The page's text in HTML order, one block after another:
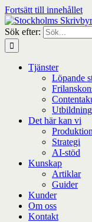
Fortsätt till innehållet
Sök efter:
Tjänster
Löpande
Utbildning
Det här kan vi
Produktion
Strategi
AI-stöd
Kunskap
Artiklar
Guider
Kunder
Om oss
Kontakt